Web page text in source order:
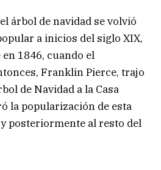
árbol de navidad se volvió
a inicios del siglo XIX,
1846, cuando el
Franklin Pierce, trajo
de Navidad a la Casa
la popularización de esta
posteriormente al resto del